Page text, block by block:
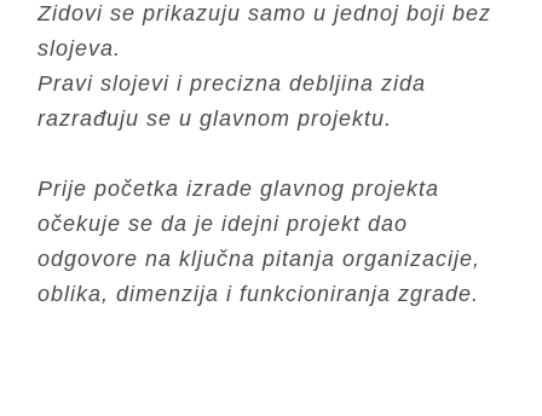
Zidovi se prikazuju samo u jednoj boji bez
slojeva.
Pravi slojevi i precizna debljina zida
razrađuju se u glavnom projektu.
Prije početka izrade glavnog projekta
očekuje se da je idejni projekt dao
odgovore na ključna pitanja organizacije,
oblika, dimenzija i funkcioniranja zgrade.